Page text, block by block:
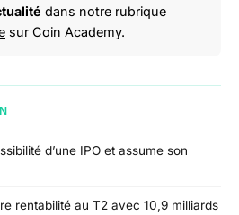
dans notre rubrique
sur Coin Academy.
d’une IPO et assume son
rentabilité au T2 avec 10,9 milliards